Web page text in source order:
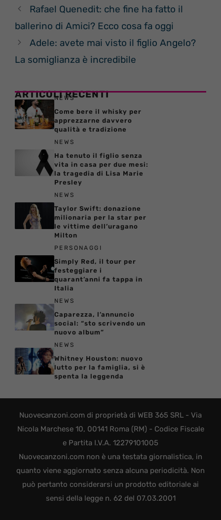
Rafael Quenedit: che fine ha fatto il
ballerino di Amici? Ecco cosa fa oggi
Adele: avete mai visto il figlio Angelo?
La somiglianza è incredibile
ARTICOLI RECENTI
NEWS
Come bere il whisky per
apprezzarne davvero
qualità e tradizione
NEWS
Ha tenuto il figlio senza
vita in casa per due mesi:
la tragedia di Lisa Marie
Presley
NEWS
Taylor Swift: donazione
milionaria per la star per
le vittime dell’uragano
Milton
PERSONAGGI
Simply Red, il tour per
festeggiare i
quarant’anni fa tappa in
Italia
NEWS
Caparezza, l’annuncio
social: “sto scrivendo un
nuovo album”
NEWS
Whitney Houston: nuovo
lutto per la famiglia, si è
spenta la leggenda
Nuovecanzoni.com di proprietà di WEB 365 SRL - Via
Nicola Marchese 10, 00141 Roma (RM) - Codice Fiscale
e Partita I.V.A. 12279101005
Nuovecanzoni.com non è una testata giornalistica, in
quanto viene aggiornato senza alcuna periodicità. Non
può pertanto considerarsi un prodotto editoriale ai
sensi della legge n. 62 del 07.03.2001